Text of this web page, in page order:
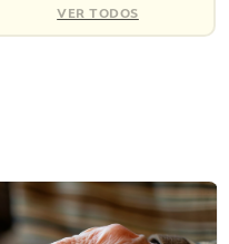
VER TODOS